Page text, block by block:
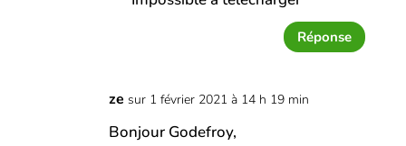
Réponse
ze sur 1 février 2021 à 14 h 19 min
Bonjour Godefroy,